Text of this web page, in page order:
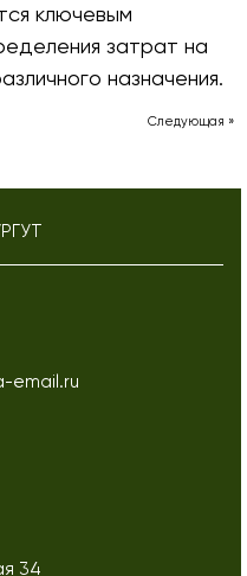
ключевым
затрат на
назначения.
Следующая »
email.ru
34